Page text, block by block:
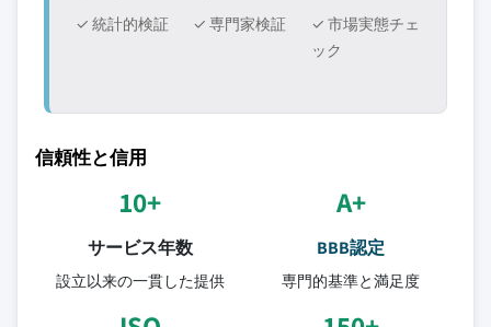
✓ 統計的検証
✓ 専門家検証
✓ 市場実態チェ
ック
信頼性と信用
10+
サービス年数
設立以来の一貫した提供
A+
BBB認定
専門的基準と満足度